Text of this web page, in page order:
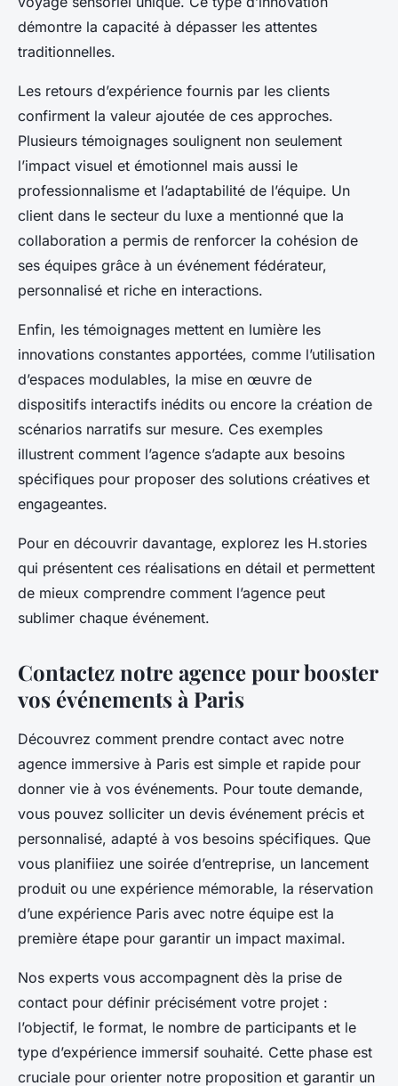
démontre la capacité à dépasser les attentes
traditionnelles.
Les retours d’expérience fournis par les clients
confirment la valeur ajoutée de ces approches.
Plusieurs témoignages soulignent non seulement
l’impact visuel et émotionnel mais aussi le
professionnalisme et l’adaptabilité de l’équipe. Un
client dans le secteur du luxe a mentionné que la
collaboration a permis de renforcer la cohésion de
ses équipes grâce à un événement fédérateur,
personnalisé et riche en interactions.
Enfin, les témoignages mettent en lumière les
innovations constantes apportées, comme l’utilisation
d’espaces modulables, la mise en œuvre de
dispositifs interactifs inédits ou encore la création de
scénarios narratifs sur mesure. Ces exemples
illustrent comment l’agence s’adapte aux besoins
spécifiques pour proposer des solutions créatives et
engageantes.
Pour en découvrir davantage, explorez les H.stories
qui présentent ces réalisations en détail et permettent
de mieux comprendre comment l’agence peut
sublimer chaque événement.
Contactez notre agence pour booster
vos événements à Paris
Découvrez comment prendre contact avec notre
agence immersive à Paris est simple et rapide pour
donner vie à vos événements. Pour toute demande,
vous pouvez solliciter un devis événement précis et
personnalisé, adapté à vos besoins spécifiques. Que
vous planifiiez une soirée d’entreprise, un lancement
produit ou une expérience mémorable, la réservation
d’une expérience Paris avec notre équipe est la
première étape pour garantir un impact maximal.
Nos experts vous accompagnent dès la prise de
contact pour définir précisément votre projet :
l’objectif, le format, le nombre de participants et le
type d’expérience immersif souhaité. Cette phase est
cruciale pour orienter notre proposition et garantir un